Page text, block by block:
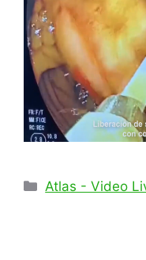
Categorías
Atlas - Video